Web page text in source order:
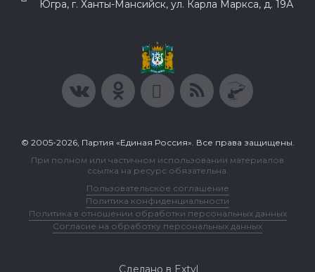
Югра, г. Ханты-Мансийск, ул. Карла Маркса, д. 19А
© 2005-2026, Партия «Единая Россия». Все права защищены.
При полном или частичном использовании материалов
ссылка на ресурс обязательна.
Пользовательское соглашение
Политика конфиденциальности
Политика в отношении обработки персональных данных
Согласие на обработку персональных данных
Сделано в Extyl